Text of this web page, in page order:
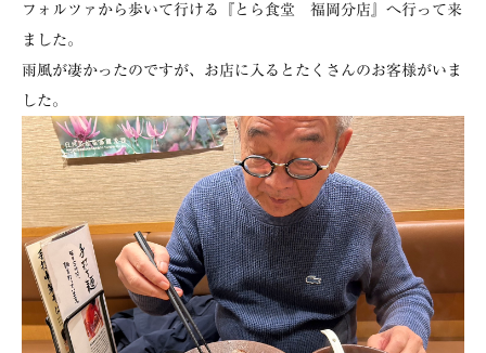
フォルツァから歩いて行ける『とら食堂 福岡分店』へ行って来
ました。
雨風が凄かったのですが、お店に入るとたくさんのお客様がいま
した。